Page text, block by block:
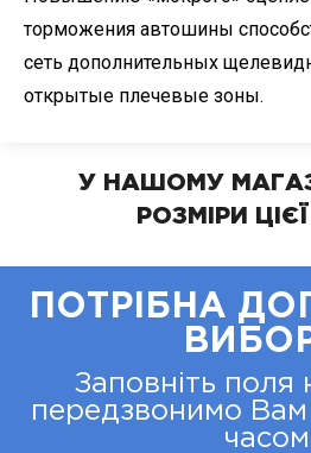
торможения автошины
сеть дополнительных
открытые плечевые зоны.
У НАШОМУ
РОЗМІРИ
ПОТРІБНА
Заповніть поля
передзвонимо
часом